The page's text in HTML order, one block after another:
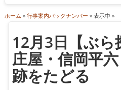
ホーム » 行事案内バックナンバー » 表示中 »
12月3日【ぶら
庄屋・信岡平
跡をたどる